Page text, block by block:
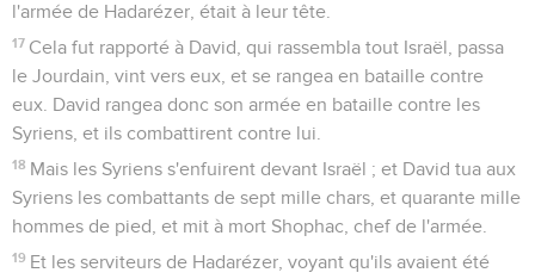
l'armée de Hadarézer, était à leur tête.
17 Cela fut rapporté à David, qui rassembla tout Israël, passa
le Jourdain, vint vers eux, et se rangea en bataille contre
eux. David rangea donc son armée en bataille contre les
Syriens, et ils combattirent contre lui.
18 Mais les Syriens s'enfuirent devant Israël ; et David tua aux
Syriens les combattants de sept mille chars, et quarante mille
hommes de pied, et mit à mort Shophac, chef de l'armée.
19 Et les serviteurs de Hadarézer, voyant qu'ils avaient été